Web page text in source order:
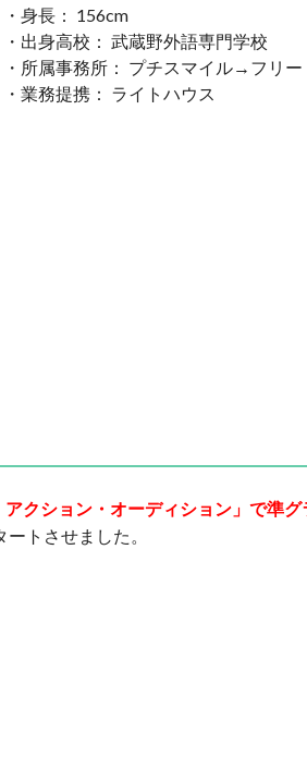
・身長： 156cm
・出身高校： 武蔵野外語専門学校
・所属事務所： プチスマイル→フリー
・業務提携： ライトハウス
アクション・オーディション」で準グ
トさせました。